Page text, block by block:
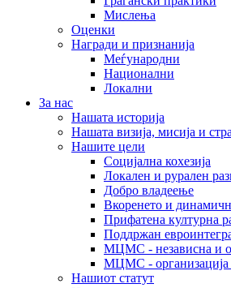
Мислења
Оценки
Награди и признанија
Меѓународни
Национални
Локални
За нас
Нашата историја
Нашата визија, мисија и
Нашите цели
Социјална кохезија
Локален и рурален
Добро владеење
Вкоренето и
Прифатена културна
Поддржан
МЦМС - независна и
МЦМС - организација
Нашиот статут